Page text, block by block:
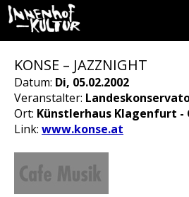
KONSE – JAZZNIGHT
Datum: Di, 05.02.2002
Veranstalter:
Ort: Künstlerhaus Klagenfurt -
Link: www.konse.at